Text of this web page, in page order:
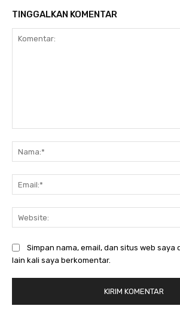
TINGGALKAN KOMENTAR
Simpan nama, email, dan situs web saya
lain kali saya berkomentar.